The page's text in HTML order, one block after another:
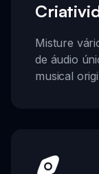
Misture
de áudio
musical